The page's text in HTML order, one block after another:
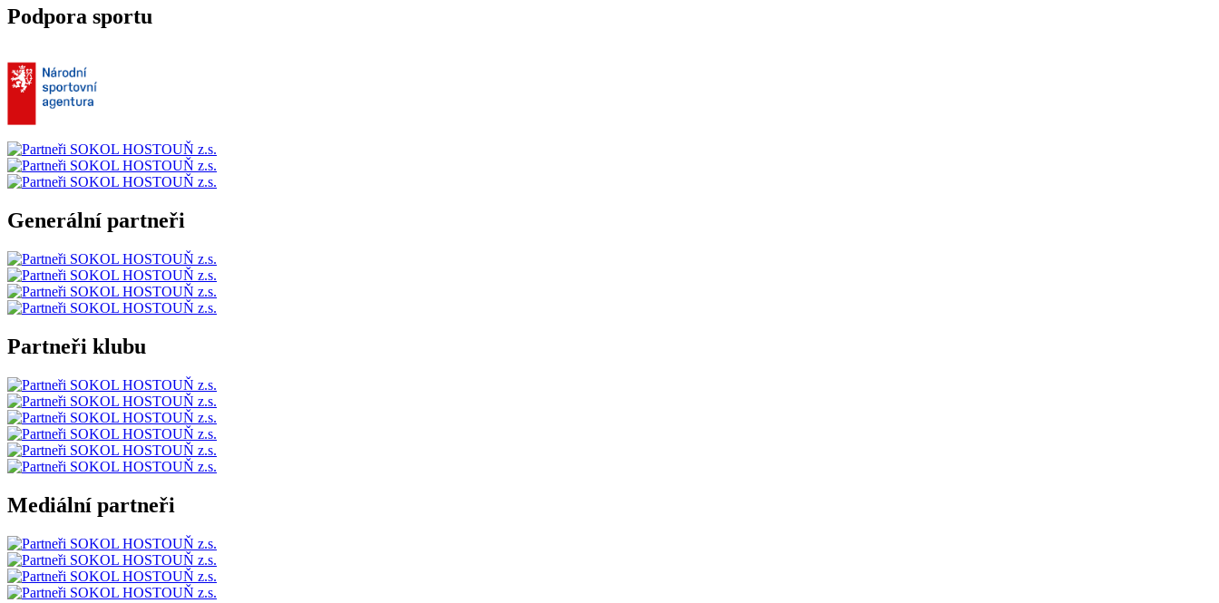
Podpora sportu
Generální partneři
Partneři klubu
Mediální partneři